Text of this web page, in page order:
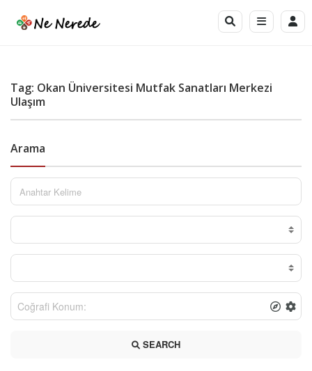
Tag: Okan Üniversitesi Mutfak Sanatları Merkezi
Ulaşım
Arama
SEARCH